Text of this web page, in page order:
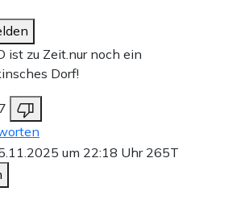
ist zu Zeit.nur noch ein
Dorf!
um 22:18 Uhr 265T